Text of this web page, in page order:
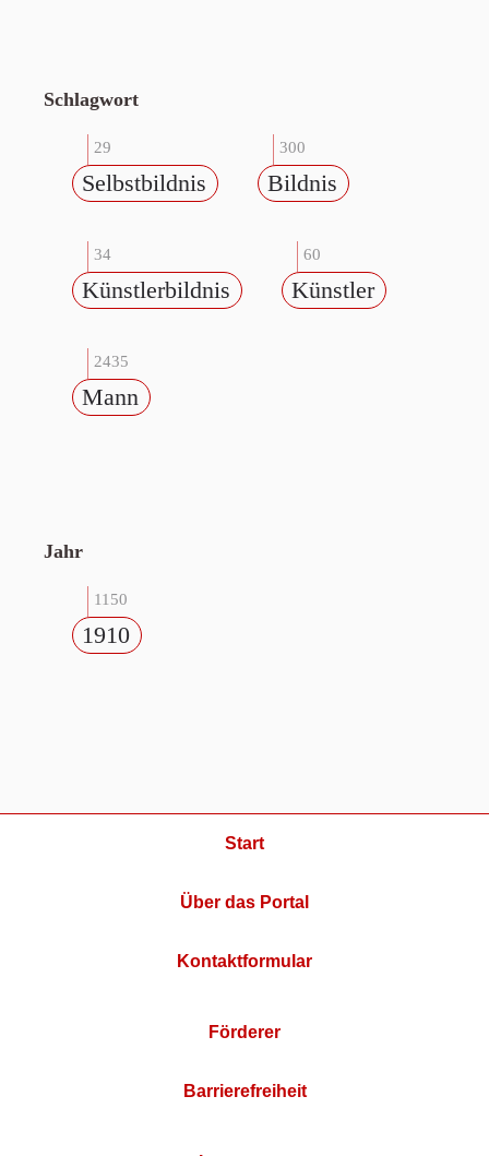
Schlagwort
29
Selbstbildnis
300
Bildnis
34
Künstlerbildnis
60
Künstler
2435
Mann
Jahr
1150
1910
Start
Über das Portal
Kontaktformular
Förderer
Barrierefreiheit